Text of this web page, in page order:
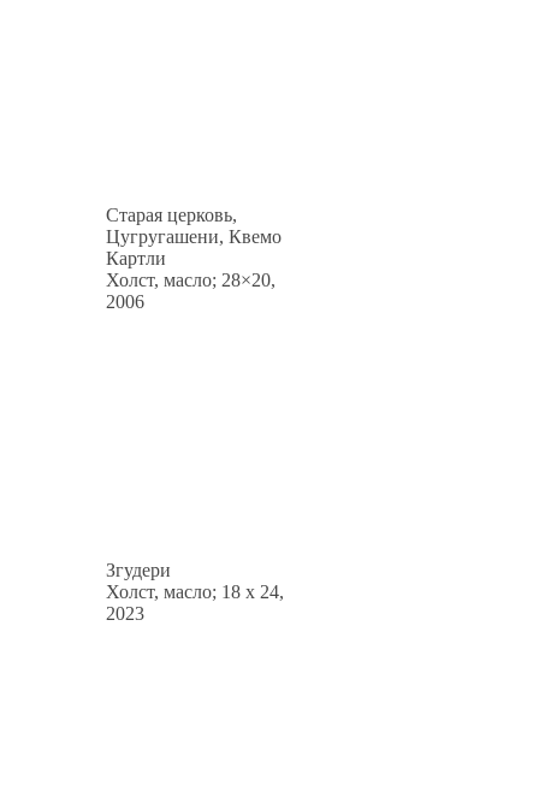
Старая церковь,
Цугругашени, Квемо
Картли
Холст, масло; 28×20,
2006
Згудери
Холст, масло; 18 x 24,
2023